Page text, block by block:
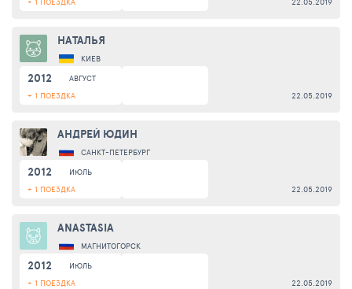
НАТАЛЬЯ
КИЕВ
2012
АВГУСТ
+ 1 ПОЕЗДКА
22.05.2019
АНДРЕЙ ЮДИН
САНКТ-ПЕТЕРБУРГ
2012
ИЮЛЬ
+ 1 ПОЕЗДКА
22.05.2019
ANASTASIA
МАГНИТОГОРСК
2012
ИЮЛЬ
+ 1 ПОЕЗДКА
22.05.2019